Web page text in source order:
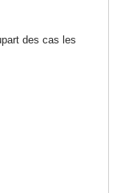
des cas les